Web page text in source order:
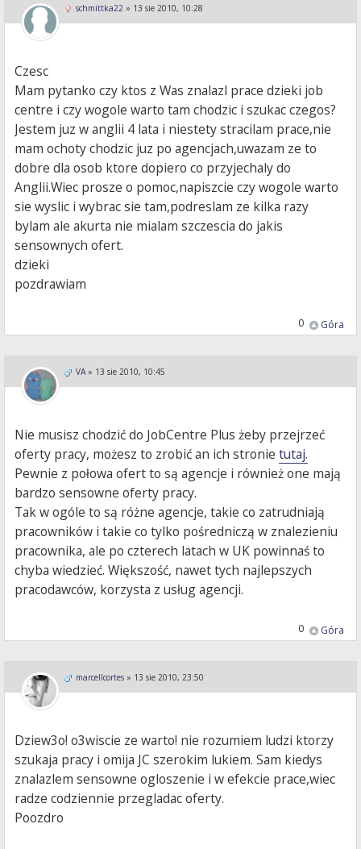
schmittka22 » 13 sie 2010, 10:28
Czesc
Mam pytanko czy ktos z Was znalazl prace dzieki job
centre i czy wogole warto tam chodzic i szukac czegos?
Jestem juz w anglii 4 lata i niestety stracilam prace,nie
mam ochoty chodzic juz po agencjach,uwazam ze to
dobre dla osob ktore dopiero co przyjechaly do
Anglii.Wiec prosze o pomoc,napiszcie czy wogole warto
sie wyslic i wybrac sie tam,podreslam ze kilka razy
bylam ale akurta nie mialam szczescia do jakis
sensownych ofert.
dzieki
pozdrawiam
Góra
0
VA» 13 sie 2010, 10:45
Nie musisz chodzić do JobCentre Plus żeby przejrzeć
oferty pracy, możesz to zrobić an ich stronietutaj.
Pewnie z połowa ofert to są agencje i również one mają
bardzo sensowne oferty pracy.
Tak w ogóle to są różne agencje, takie co zatrudniają
pracowników i takie co tylko pośredniczą w znalezieniu
pracownika, ale po czterech latach w UK powinnaś to
chyba wiedzieć. Większość, nawet tych najlepszych
pracodawców, korzysta z usług agencji.
Góra
0
marcellcortes » 13 sie 2010, 23:50
Dziew3o! o3wiscie ze warto! nie rozumiem ludzi ktorzy
szukaja pracy i omija JC szerokim lukiem. Sam kiedys
znalazlem sensowne ogloszenie i w efekcie prace,wiec
radze codziennie przegladac oferty.
Poozdro